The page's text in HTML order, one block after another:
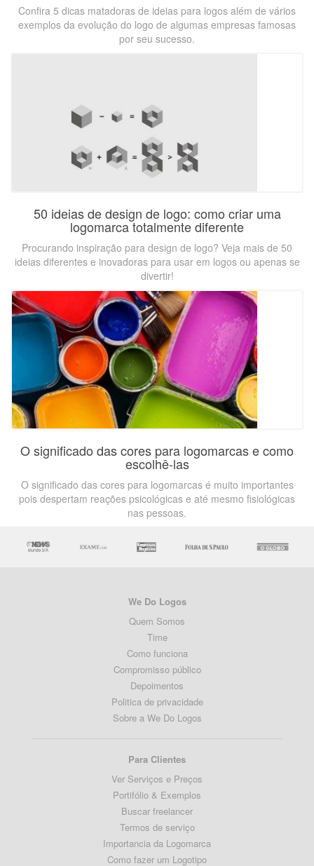
Confira 5 dicas matadoras de ideias para logos além de vários
exemplos da evolução do logo de algumas empresas famosas
por seu sucesso.
50 ideias de design de logo: como criar uma
logomarca totalmente diferente
Procurando inspiração para design de logo? Veja mais de 50
ideias diferentes e inovadoras para usar em logos ou apenas se
divertir!
O significado das cores para logomarcas e como
escolhê-las
O significado das cores para logomarcas é muito importantes
pois despertam reações psicológicas e até mesmo fisiológicas
nas pessoas.
We Do Logos
Quem Somos
Time
Como funciona
Compromisso público
Depoimentos
Politica de privacidade
Sobre a We Do Logos
Para Clientes
Ver Serviços e Preços
Portifólio & Exemplos
Buscar freelancer
Termos de serviço
Importancia da Logomarca
Como fazer um Logotipo